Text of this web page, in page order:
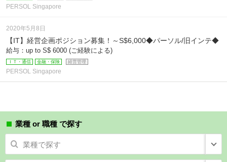
PERSOL Singapore
【IT】経営企画ポジション募集！～S$6,000◆パーソル/旧インテ◆
給与：up to S$ 6000 (ご経験による)
ＩＴ・通信 金融・保険 経営管理
2020年5月8日
PERSOL Singapore
業種 or 職種 で探す
業種で探す